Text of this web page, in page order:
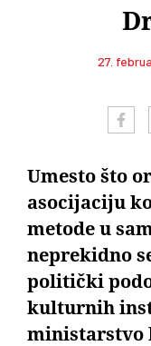
27.
Umesto što
asocijaciju
metode u
neprekidno
politički
kulturnih
ministarstvo